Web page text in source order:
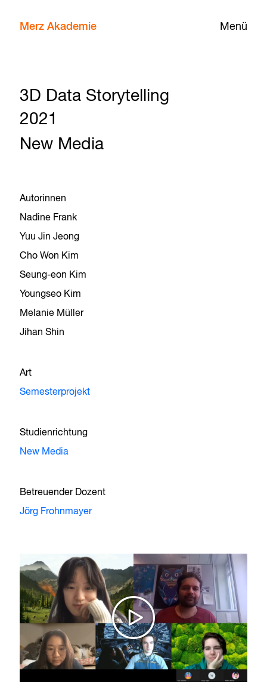
Menü
Merz Akademie
3D Data Storytelling
2021
New Media
Autorinnen
Nadine Frank
Yuu Jin Jeong
Cho Won Kim
Seung-eon Kim
Youngseo Kim
Melanie Müller
Jihan Shin
Art
Semesterprojekt
Studienrichtung
New Media
Betreuender Dozent
Jörg Frohnmayer